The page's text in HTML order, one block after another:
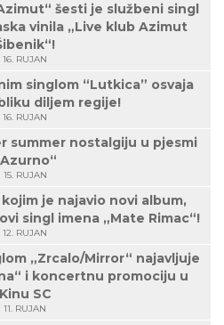
šesti je službeni singl
vinila „Live klub Azimut
16. RUJAN
singlom “Lutkica” osvaja
diljem regije!
16. RUJAN
summer nostalgiju u pjesmi
15. RUJAN
je najavio novi album,
singl imena „Mate Rimac“!
12. RUJAN
„Zrcalo/Mirror“ najavljuje
i koncertnu promociju u
Kinu SC
11. RUJAN